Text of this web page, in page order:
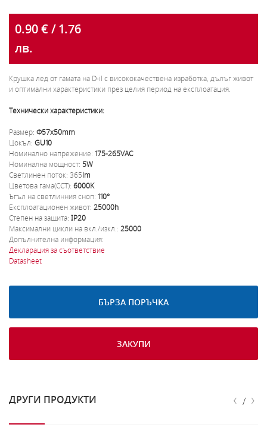
0.90 € / 1.76
лв.
Крушка лед от гамата на D-il с висококачествена изработка, дълъг живот
и оптимални характеристики през целия период на експлоатация.
Технически характеристики:
Размер: Ф57x50mm
Цокъл: GU10
Номинално напрежение: 175-265VAC
Номинална мощност: 5W
Светлинен поток: 365lm
Цветова гама(CCT): 6000K
Ъгъл на светлинния сноп: 110°
Експлоатационен живот: 25000h
Степен на защита: IP20
Максимални цикли на вкл./изкл.: 25000
Допълнителна информация:
Декларация за съответствие
Datasheet
БЪРЗА ПОРЪЧКА
ЗАКУПИ
ДРУГИ ПРОДУКТИ ‹ / ›